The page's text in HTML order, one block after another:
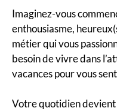
Imaginez-vous
enthousiasme,
métier qui vous
besoin de vivre dans
vacances pour vous
Votre quotidien